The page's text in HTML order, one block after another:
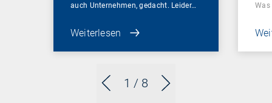
1 / 8
auch Unternehmen, gedacht. Leider…
Weiterlesen